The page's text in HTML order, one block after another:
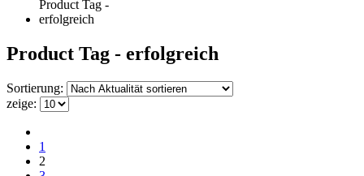
Product Tag -
erfolgreich
Product Tag - erfolgreich
Sortierung:
zeige:
1
2